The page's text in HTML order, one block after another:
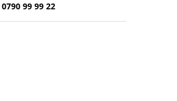
0790 99 99 22